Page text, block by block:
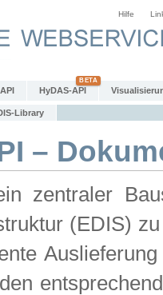
Hilfe
HyDAS-API
Library
–
zentraler
(EDIS)